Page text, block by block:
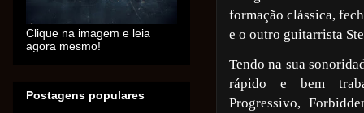
formação clássica,
e o outro guitarrista
Tendo na sua
rápido e bem
Progressivo,
Clique na imagem e leia
agora mesmo!
Postagens populares